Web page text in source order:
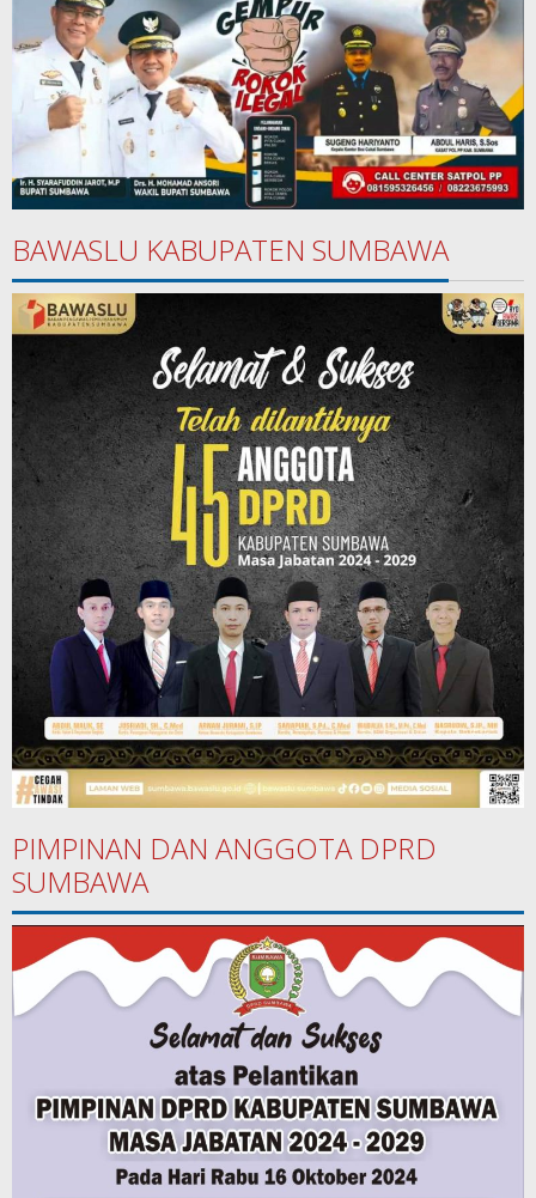
BAWASLU KABUPATEN SUMBAWA
PIMPINAN DAN ANGGOTA DPRD
SUMBAWA